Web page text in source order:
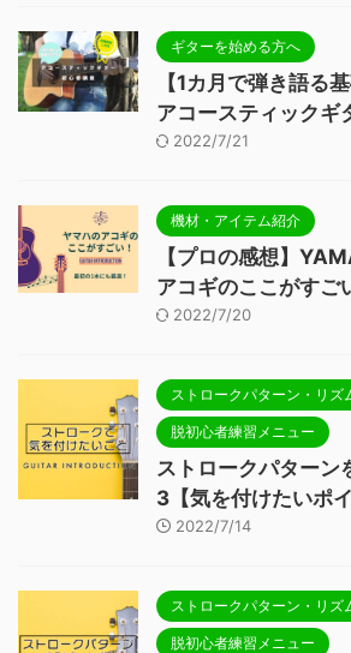
ギターを始める方へ
【1カ月で弾き語る
アコースティックギ
2022/7/21
機材・アイテム紹介
【プロの感想】
アコギのここがすご
2022/7/20
ストロークパターン・リズ
脱初心者練習メニュー
ストロークパターン
3【気を付けたいポイ
2022/7/14
ストロークパターン・リズ
脱初心者練習メニュー